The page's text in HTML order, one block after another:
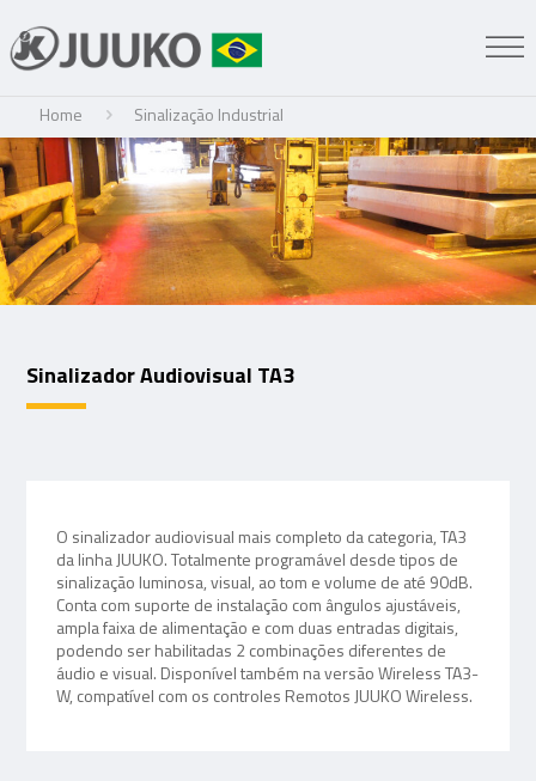
Home Sinalização Industrial
Sinalizador Audiovisual TA3
O sinalizador audiovisual mais completo da categoria, TA3
da linha JUUKO. Totalmente programável desde tipos de
sinalização luminosa, visual, ao tom e volume de até 90dB.
Conta com suporte de instalação com ângulos ajustáveis,
ampla faixa de alimentação e com duas entradas digitais,
podendo ser habilitadas 2 combinações diferentes de
áudio e visual. Disponível também na versão Wireless TA3-
W, compatível com os controles Remotos JUUKO Wireless.